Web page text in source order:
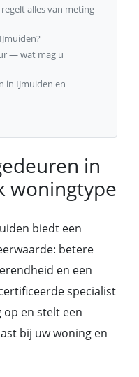
alles van meting
— wat mag u
in IJmuiden en
in
woningtype
biedt een
betere
en een
specialist
en stelt een
bij uw woning en